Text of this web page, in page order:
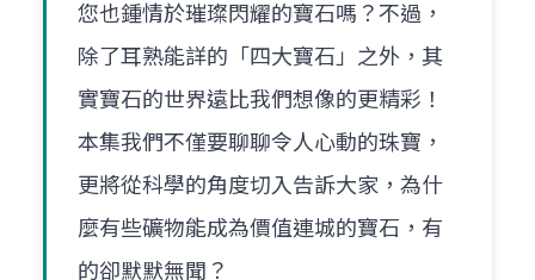
您也鍾情於璀璨閃耀的寶石嗎？不過，
除了耳熟能詳的「四大寶石」之外，其
實寶石的世界遠比我們想像的更精彩！
本集我們不僅要聊聊令人心動的珠寶，
更將從科學的角度切入告訴大家，為什
麼有些礦物能成為價值連城的寶石，有
的卻默默無聞？